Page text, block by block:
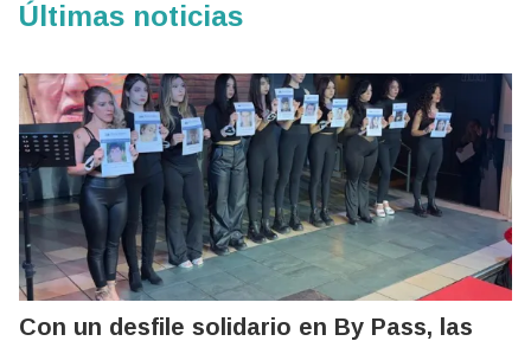
Últimas noticias
Con un desfile solidario en By Pass, las